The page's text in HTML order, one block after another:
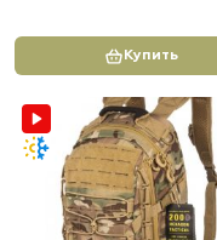
Купить